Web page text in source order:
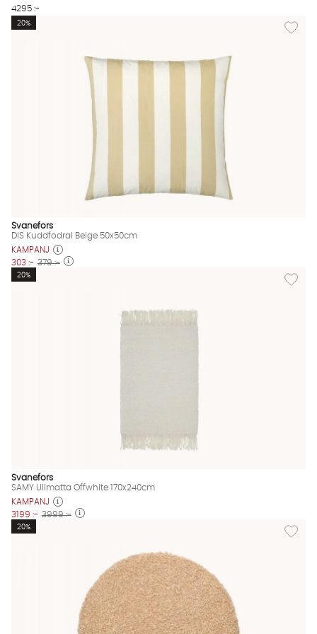
4295 :-
Lägg
20%
Svanefors
DIS Kuddfodral Beige 50x50cm
KAMPANJ
303 :- 379 :-
Lägg
20%
Svanefors
SAMY Ullmatta Offwhite 170x240cm
KAMPANJ
3199 :- 3999 :-
Lägg
20%